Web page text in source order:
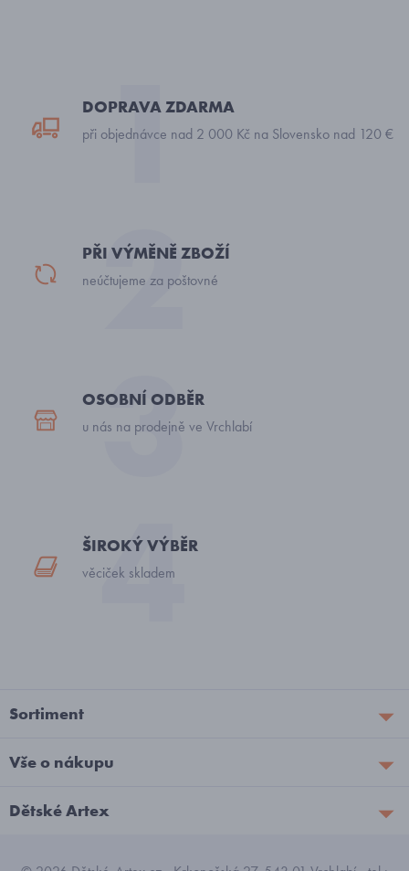
DOPRAVA ZDARMA
při objednávce nad 2 000 Kč na Slovensko nad 120 €
PŘI VÝMĚNĚ ZBOŽÍ
neúčtujeme za poštovné
OSOBNÍ ODBĚR
u nás na prodejně ve Vrchlabí
ŠIROKÝ VÝBĚR
věciček skladem
Sortiment
Vše o nákupu
Dětské Artex